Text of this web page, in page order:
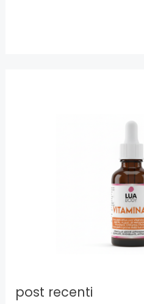
post recenti